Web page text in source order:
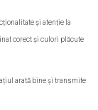
și atenție la
corect și culori plăcute
arată bine și transmite